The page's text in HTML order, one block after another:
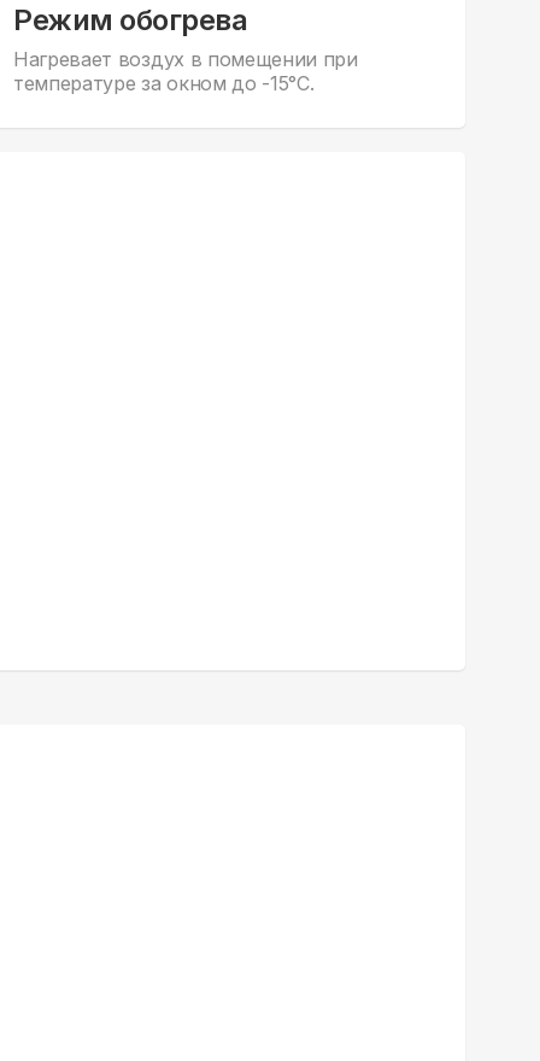
Режим обогрева
Нагревает воздух в помещении при
температуре за окном до -15°С.